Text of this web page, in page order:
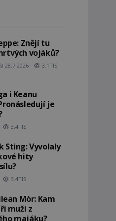
Znějí tu
vojáků?
28.7.2026 3.1TIS
i Keanu
je
3.4TIS
Sting: Vyvolaly
hity
3.4TIS
Mòr: Kam
muži z
majáku?